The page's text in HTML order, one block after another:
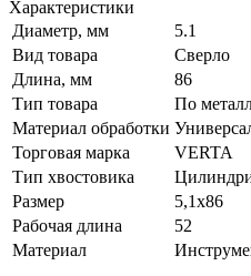
Характеристики
Диаметр, мм
5.1
Вид товара
Сверло
Длина, мм
86
Тип товара
По
Материал обработки
Торговая марка
VERTA
Тип хвостовика
Размер
5,1х86
Рабочая длина
52
Материал